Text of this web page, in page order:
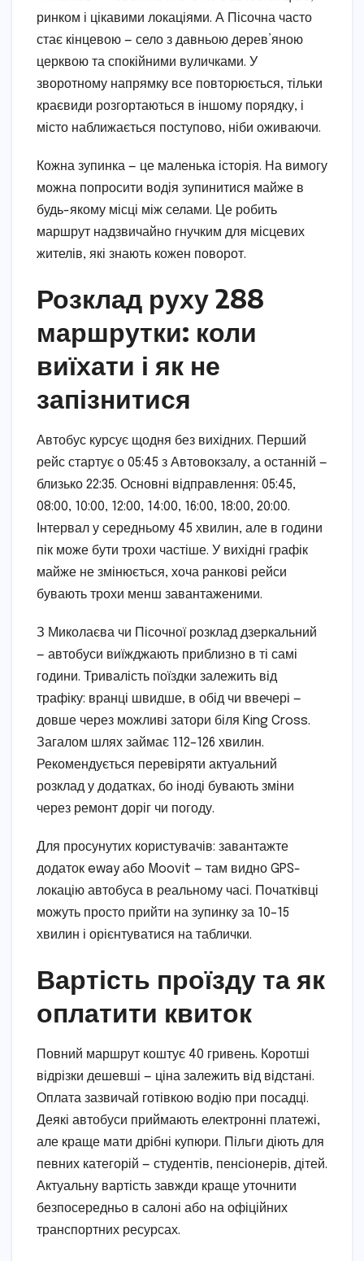
ринком і цікавими локаціями. А Пісочна часто
стає кінцевою — село з давньою дерев’яною
церквою та спокійними вуличками. У
зворотному напрямку все повторюється, тільки
краєвиди розгортаються в іншому порядку, і
місто наближається поступово, ніби оживаючи.
Кожна зупинка — це маленька історія. На вимогу
можна попросити водія зупинитися майже в
будь-якому місці між селами. Це робить
маршрут надзвичайно гнучким для місцевих
жителів, які знають кожен поворот.
Розклад руху 288
маршрутки: коли
виїхати і як не
запізнитися
Автобус курсує щодня без вихідних. Перший
рейс стартує о 05:45 з Автовокзалу, а останній —
близько 22:35. Основні відправлення: 05:45,
08:00, 10:00, 12:00, 14:00, 16:00, 18:00, 20:00.
Інтервал у середньому 45 хвилин, але в години
пік може бути трохи частіше. У вихідні графік
майже не змінюється, хоча ранкові рейси
бувають трохи менш завантаженими.
З Миколаєва чи Пісочної розклад дзеркальний
— автобуси виїжджають приблизно в ті самі
години. Тривалість поїздки залежить від
трафіку: вранці швидше, в обід чи ввечері —
довше через можливі затори біля King Cross.
Загалом шлях займає 112–126 хвилин.
Рекомендується перевіряти актуальний
розклад у додатках, бо іноді бувають зміни
через ремонт доріг чи погоду.
Для просунутих користувачів: завантажте
додаток eway або Moovit — там видно GPS-
локацію автобуса в реальному часі. Початківці
можуть просто прийти на зупинку за 10–15
хвилин і орієнтуватися на таблички.
Вартість проїзду та як
оплатити квиток
Повний маршрут коштує 40 гривень. Коротші
відрізки дешевші — ціна залежить від відстані.
Оплата зазвичай готівкою водію при посадці.
Деякі автобуси приймають електронні платежі,
але краще мати дрібні купюри. Пільги діють для
певних категорій — студентів, пенсіонерів, дітей.
Актуальну вартість завжди краще уточнити
безпосередньо в салоні або на офіційних
транспортних ресурсах.